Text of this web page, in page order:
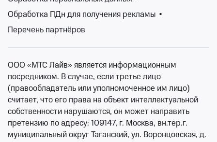
Афиша концертов Екатеринбурга ежедневно
пополняется: от классической и джазовой музыки, до
рока и электроники, от популярной музыки до
андеграунда. Знаменитые, заслуженные музыканты,
начинающие и андеграундные исполнители, музыка
для души, для танцев, для настроения. У вас всегда
есть возможность послушать как мэтров, так и новые
дарования, послушать любимые, привычные
композиции, либо узнать новых исполнителей и новые
веяния, или услышать как известные мелодии
приобретают новое звучание...
Обработка ПДн для получения рекламы •
Перечень партнёров
ООО «МТС Лайв» является информационным
посредником. В случае, если третье лицо
(правообладатель или уполномоченное им лицо)
считает, что его права на объект интеллектуальной
собственности нарушаются, он может направить
претензию по адресу: 109147, г. Москва, вн.тер.г.
муниципальный округ Таганский, ул. Воронцовская, д.